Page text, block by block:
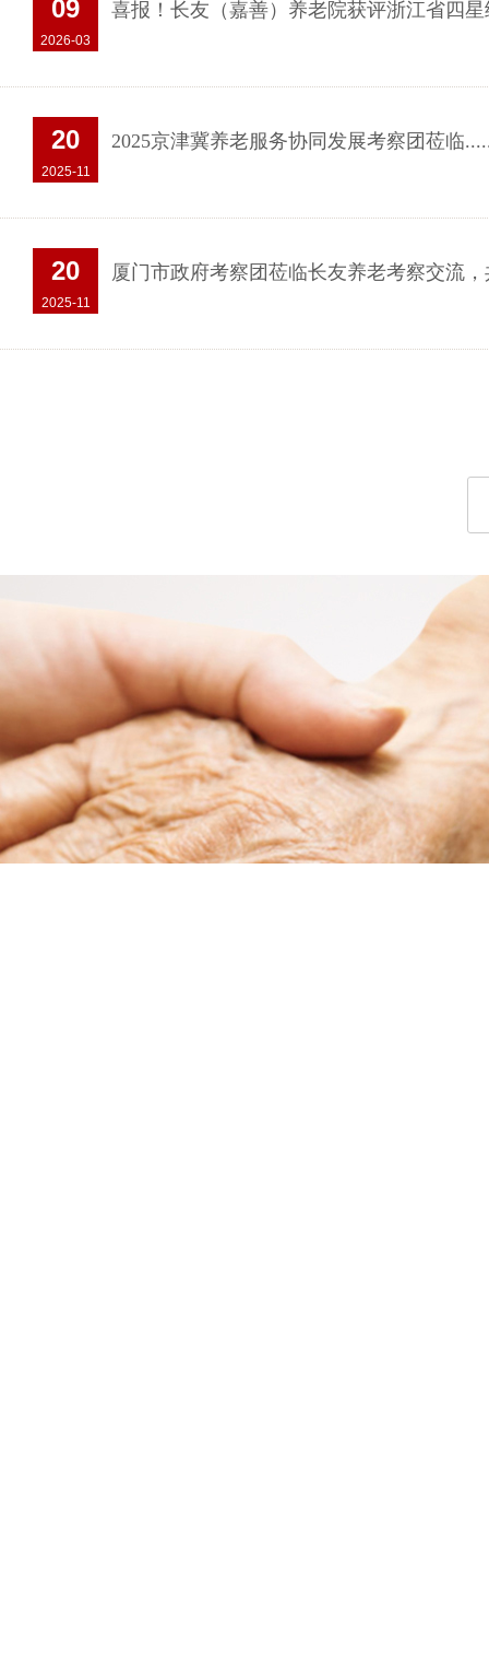
09
2026-03
喜报！长友（嘉善）养老院获评浙江省四
20
2025-11
2025京津冀养老服务协同发展考察团莅临
20
2025-11
厦门市政府考察团莅临长友养老考察交流